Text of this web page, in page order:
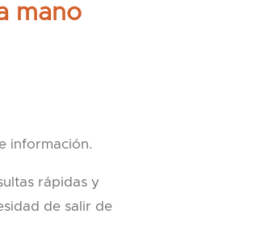
mano
información.
rápidas y
de salir de